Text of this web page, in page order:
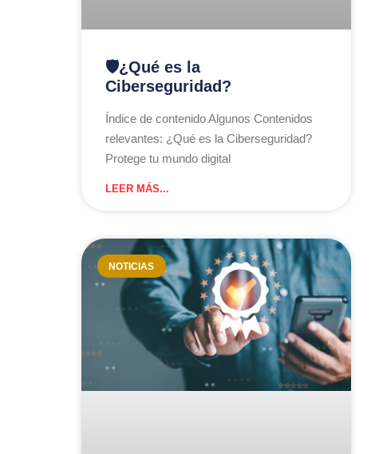
🛡️¿Qué es la
Ciberseguridad?
Índice de contenido Algunos Contenidos
relevantes: ¿Qué es la Ciberseguridad?​
Protege tu mundo digital
LEER MÁS...
NOTICIAS